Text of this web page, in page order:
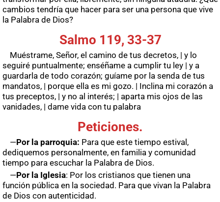
cambios tendría que hacer para ser una persona que vive
la Palabra de Dios?
Salmo 119, 33-37
Muéstrame, Señor, el camino de tus decretos, | y lo
seguiré puntualmente; enséñame a cumplir tu ley | y a
guardarla de todo corazón; guíame por la senda de tus
mandatos, | porque ella es mi gozo. | Inclina mi corazón a
tus preceptos, | y no al interés; | aparta mis ojos de las
vanidades, | dame vida con tu palabra
Peticiones.
—Por la parroquia: Para que este tiempo estival,
dediquemos personalmente, en familia y comunidad
tiempo para escuchar la Palabra de Dios.
—Por la Iglesia: Por los cristianos que tienen una
función pública en la sociedad. Para que vivan la Palabra
de Dios con autenticidad.